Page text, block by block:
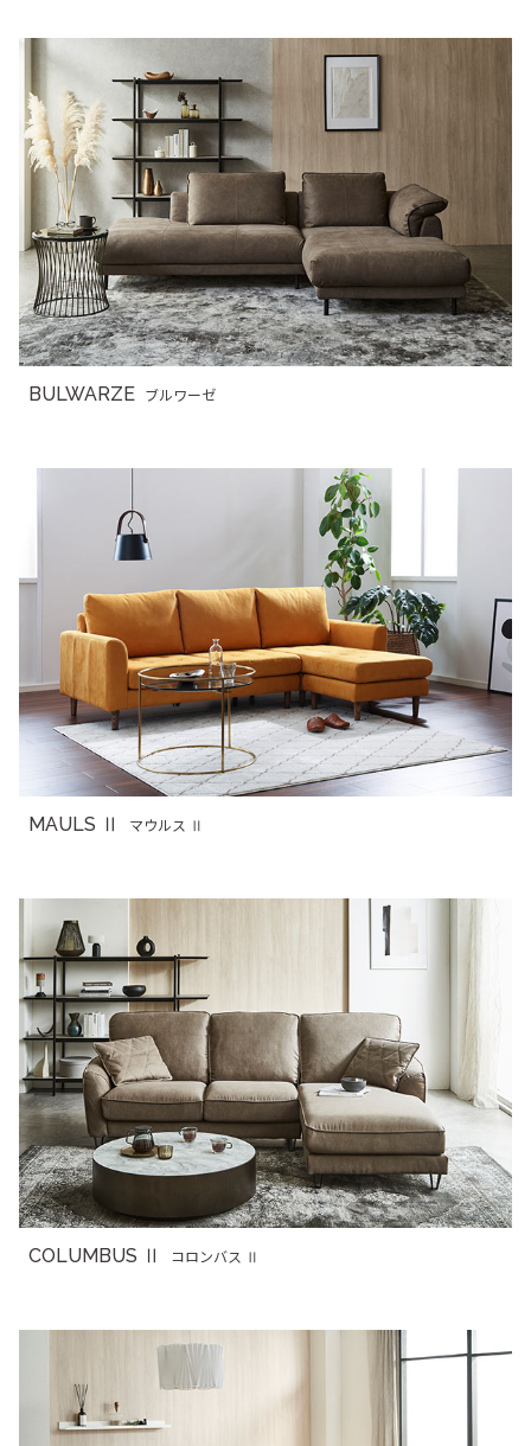
BULWARZE ブルワーゼ
MAULS Ⅱ マウルス Ⅱ
COLUMBUS Ⅱ コロンバス Ⅱ